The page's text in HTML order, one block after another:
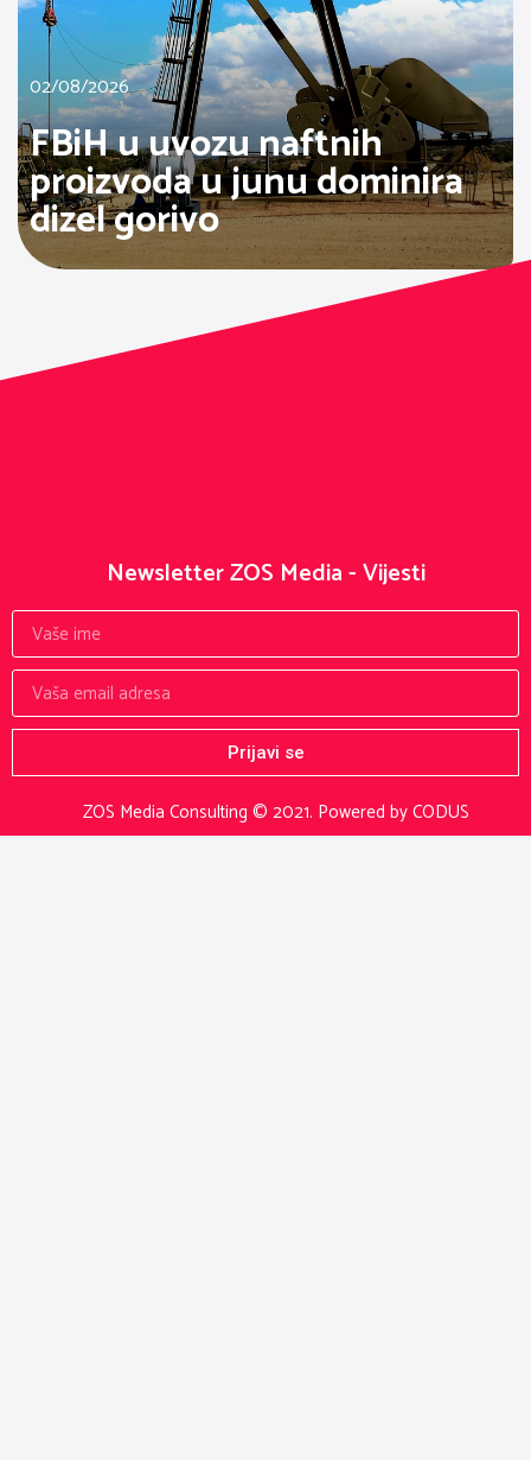
02/08/2026
FBiH u uvozu naftnih
proizvoda u junu dominira
dizel gorivo
ZOS Media Consulting © 2021. Powered by CODUS
Newsletter ZOS Media - Vijesti
Prijavi se